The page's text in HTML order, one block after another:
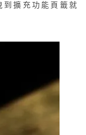
擴充功能頁籤就